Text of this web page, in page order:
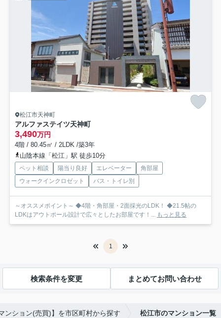
松江市天神町
アルファステイツ天神町
3,490万円
4階 / 80.45㎡ / 2LDK /築3年
山陰本線「松江」駅 徒歩10分
ペット相談 陽当り良好 エレベーター
角部屋
ウォークインクロゼット
バス・トイレ別
～オススメポイント～ ◆4階・角部屋・2面採光のLDK！ ◆21.5帖の
LDKはアウトポール設計で広々としたお部屋です！... もっと見る
1
検索条件を変更 まとめてお問い合わせ
ンション(売買)】を市区町村から探す 松江市のマンション一覧